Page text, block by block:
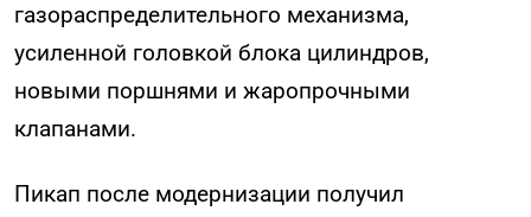
газораспределительного механизма,
усиленной головкой блока цилиндров,
новыми поршнями и жаропрочными
клапанами.
Пикап после модернизации получил